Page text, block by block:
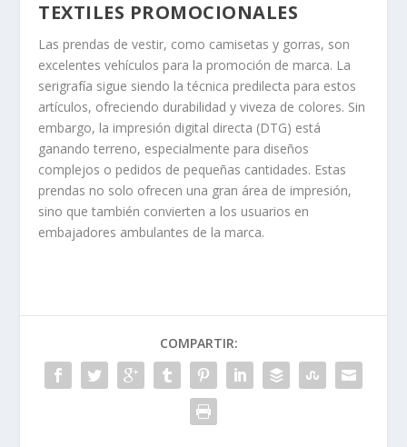
TEXTILES PROMOCIONALES
Las prendas de vestir, como camisetas y gorras, son
excelentes vehículos para la promoción de marca. La
serigrafía sigue siendo la técnica predilecta para estos
artículos, ofreciendo durabilidad y viveza de colores. Sin
embargo, la impresión digital directa (DTG) está
ganando terreno, especialmente para diseños
complejos o pedidos de pequeñas cantidades. Estas
prendas no solo ofrecen una gran área de impresión,
sino que también convierten a los usuarios en
embajadores ambulantes de la marca.
COMPARTIR: